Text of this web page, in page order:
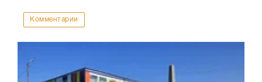
Комментарии